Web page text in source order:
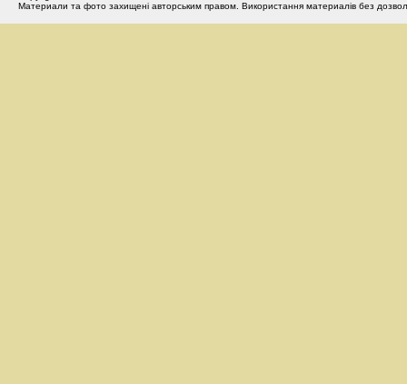
Материали та фото захищені авторським правом. Використання материалів без